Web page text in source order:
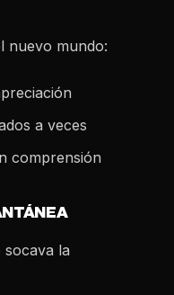
nuevo mundo:
a veces
comprensión
socava la